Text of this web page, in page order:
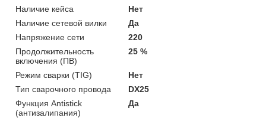
Наличие кейса
Нет
Наличие сетевой вилки
Да
Напряжение сети
220
Продолжительность
включения (ПВ)
25 %
Режим сварки (TIG)
Нет
Тип сварочного провода
DX25
Функция Antistick
(антизалипания)
Да